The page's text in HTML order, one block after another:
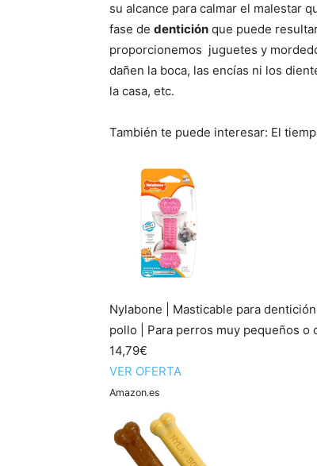
su alcance para calmar el malestar
fase de dentición que puede
proporcionemos juguetes y
dañen la boca, las encías ni los
la casa, etc.
También te puede interesar: El
Nylabone | Masticable para
pollo | Para perros muy pequeños o
14,79€
VER OFERTA
Amazon.es